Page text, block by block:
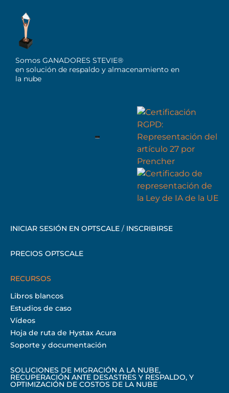
Somos GANADORES STEVIE®
en solución de respaldo y almacenamiento en
la nube
INICIAR SESIÓN EN OPTSCALE / INSCRIBIRSE
PRECIOS OPTSCALE
RECURSOS
Libros blancos
Estudios de caso
Vídeos
Hoja de ruta de Hystax Acura
Soporte y documentación
SOLUCIONES DE MIGRACIÓN A LA NUBE,
RECUPERACIÓN ANTE DESASTRES Y RESPALDO, Y
OPTIMIZACIÓN DE COSTOS DE LA NUBE